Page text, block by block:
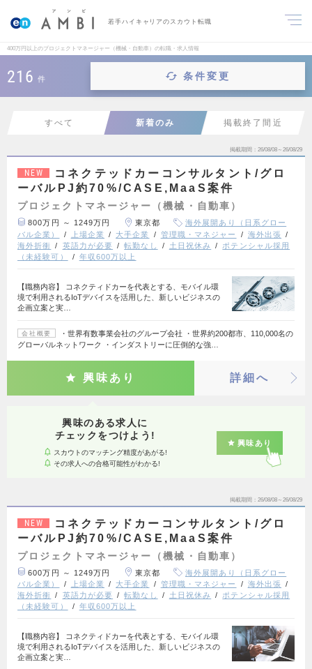
若手ハイキャリアのスカウト転職
400万円以上のプロジェクトマネージャー（機械・自動車）の転職・求人情報
216 件 条件変更
すべて 新着のみ 掲載終了間近
掲載期間 26/08/08～26/08/29
NEW
コネクテッドカーコンサルタント/グロ
ーバルPJ約70%/CASE,MaaS案件
プロジェクトマネージャー（機械・自動車）
800万円 ～ 1249万円 東京都
海外展開あり（日系グロー
バル企業）
上場企業 大手企業 管理職・マネジャー
海外出張
海外折衝
英語力が必要 転勤なし 土日祝休み
ポテンシャル採用
（未経験可）
年収600万以上
【職務内容】 コネクティドカーを代表とする、モバイル環
境で利用されるIoTデバイスを活用した、新しいビジネスの
企画立案と実…
会社概要
・世界有数事業会社のグループ会社 ・世界約200都市、110,000名の
グローバルネットワーク ・インダストリーに圧倒的な強…
興味あり 詳細へ
興味のある求人に
チェックをつけよう!
スカウトのマッチング精度があがる!
その求人への合格可能性がわかる!
興味あり
掲載期間 26/08/08～26/08/29
NEW
コネクテッドカーコンサルタント/グロ
ーバルPJ約70%/CASE,MaaS案件
プロジェクトマネージャー（機械・自動車）
600万円 ～ 1249万円 東京都
海外展開あり（日系グロー
バル企業）
上場企業 大手企業 管理職・マネジャー
海外出張
海外折衝
英語力が必要 転勤なし 土日祝休み
ポテンシャル採用
（未経験可）
年収600万以上
【職務内容】 コネクティドカーを代表とする、モバイル環
境で利用されるIoTデバイスを活用した、新しいビジネスの
企画立案と実…